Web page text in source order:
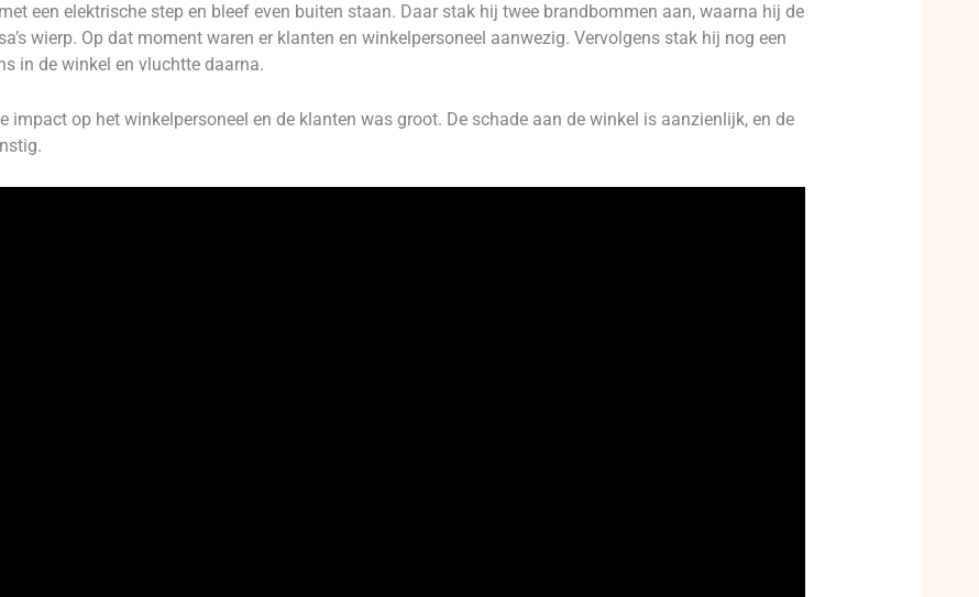
een elektrische step en bleef even buiten staan. Daar stak hij twee brandbommen aan, waarna hij de
wierp. Op dat moment waren er klanten en winkelpersoneel aanwezig. Vervolgens stak hij nog een
in de winkel en vluchtte daarna.
impact op het winkelpersoneel en de klanten was groot. De schade aan de winkel is aanzienlijk, en de